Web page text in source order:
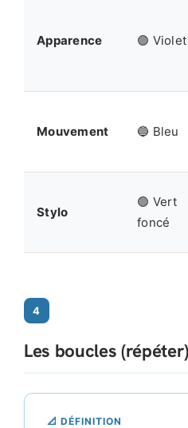
Apparence 🟣 Violet
Mouvement 🔵 Bleu
Stylo
🟢 Vert
foncé
4
Les boucles (répéter)
📐 DÉFINITION